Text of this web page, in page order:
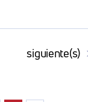
Eventos
siguiente(s)